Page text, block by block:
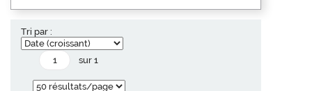
Tri par :
sur 1